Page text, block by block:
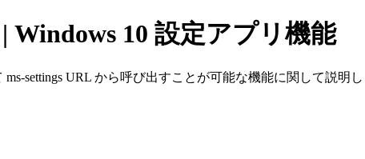
10 設定アプリ機能
settings URL から呼び出すことが可能な機能に関して説明